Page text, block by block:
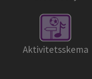
Aktivitetsskema